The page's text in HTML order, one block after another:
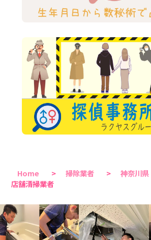
Home > 掃除業者 > 神奈川県
店舗清掃業者